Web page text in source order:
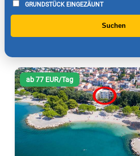
GRUNDSTÜCK EINGEZÄUNT
Suchen
ab 77 EUR/Tag